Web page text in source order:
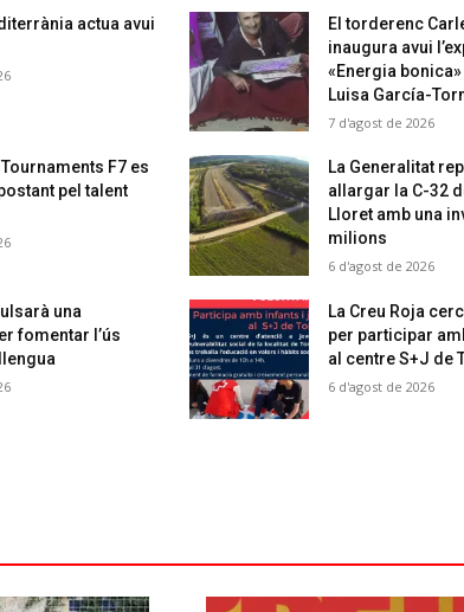
actua avui
El torderenc
inaugura avui
«Energia bonica»
Luisa García-
7 d'agost de 2026
F7 es
pel talent
La Generalitat
allargar la C-32
Lloret amb una
milions
6 d'agost de 2026
una
fomentar l’ús
La Creu Roja
per participar
al centre S+J de
6 d'agost de 2026